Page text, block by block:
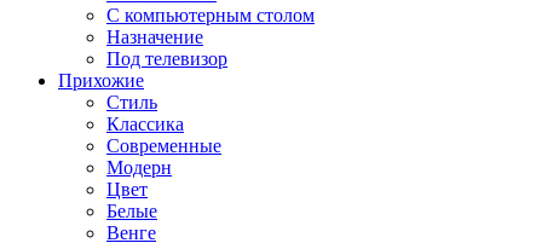
С компьютерным столом
Назначение
Под телевизор
Прихожие
Стиль
Классика
Современные
Модерн
Цвет
Белые
Венге